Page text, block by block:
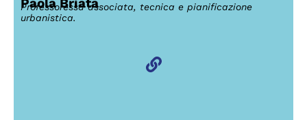
Professoressa associata, tecnica e pianificazione
urbanistica.